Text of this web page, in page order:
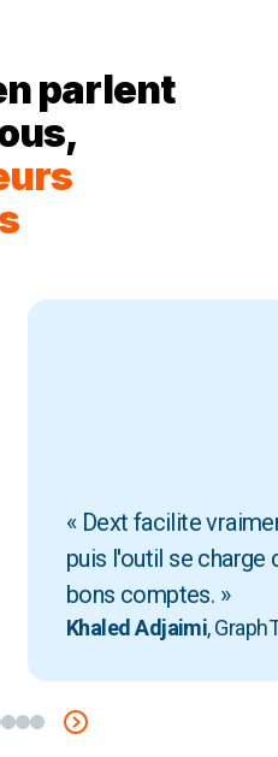
parlent
« Dext facilite
puis l'outil se charge
bons comptes. »
Khaled Adjaimi,